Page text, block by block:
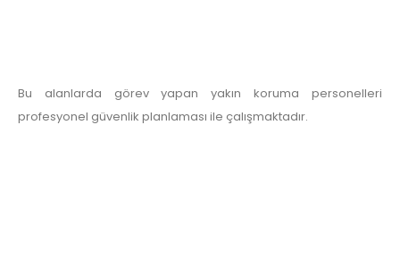
Bu alanlarda görev yapan yakın koruma personelleri
profesyonel güvenlik planlaması ile çalışmaktadır.